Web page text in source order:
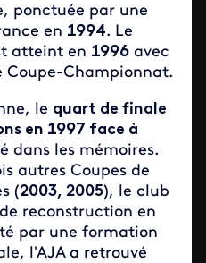
ponctuée par une
en 1994. Le
atteint en 1996 avec
Coupe-Championnat.
le quart de finale
en 1997 face à
dans les mémoires.
autres Coupes de
(2003, 2005), le club
reconstruction en
par une formation
l'AJA a retrouvé